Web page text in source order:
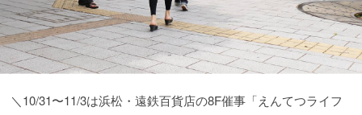
＼10/31〜11/3は浜松・遠鉄百貨店の8F催事「えんてつライフ